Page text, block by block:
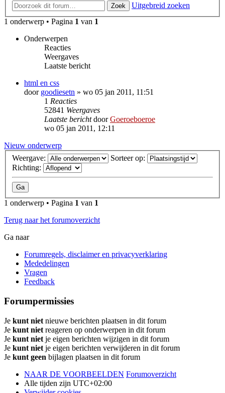
Zoek
Uitgebreid zoeken
1 onderwerp • Pagina 1 van 1
Onderwerpen
Reacties
Weergaves
Laatste bericht
html en css
door goodiesetn » wo 05 jan 2011, 11:51
1 Reacties
52841 Weergaves
Laatste berichtdoorGoeroeboeroe
wo 05 jan 2011, 12:11
Nieuw onderwerp
Weergave:
Sorteer op:
Richting:
1 onderwerp • Pagina 1 van 1
Terug naar het forumoverzicht
Ga naar
Forumregels, disclaimer en privacyverklaring
Mededelingen
Vragen
Feedback
Forumpermissies
Je kunt niet nieuwe berichten plaatsen in dit forum
Je kunt niet reageren op onderwerpen in dit forum
Je kunt niet je eigen berichten wijzigen in dit forum
Je kunt niet je eigen berichten verwijderen in dit forum
Je kunt geen bijlagen plaatsen in dit forum
NAAR DE VOORBEELDEN Forumoverzicht
Alle tijden zijn UTC+02:00